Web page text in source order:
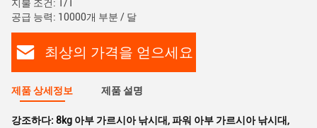
지불 조건: T/T
공급 능력: 10000개 부분 / 달
최상의 가격을 얻으세요
제품 상세정보 제품 설명
강조하다: 8kg 아부 가르시아 낚시대,파워 아부 가르시아 낚시대,